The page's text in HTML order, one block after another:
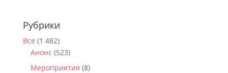
Рубрики
Все (1 482)
Анонс (523)
Мероприятия (8)